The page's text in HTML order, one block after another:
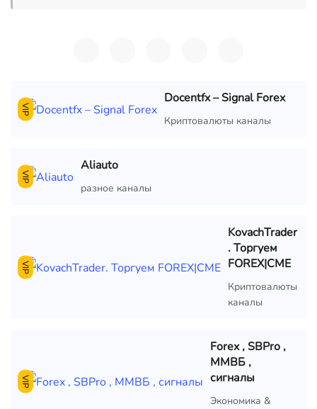
VIP
Docentfx – Signal Forex
Криптовалюты каналы
VIP
Aliauto
разное каналы
VIP
KovachTrader
. Торгуем
FOREX|CME
Криптовалюты
каналы
VIP
Forex , SBPro ,
ММВБ ,
сигналы
Экономика &